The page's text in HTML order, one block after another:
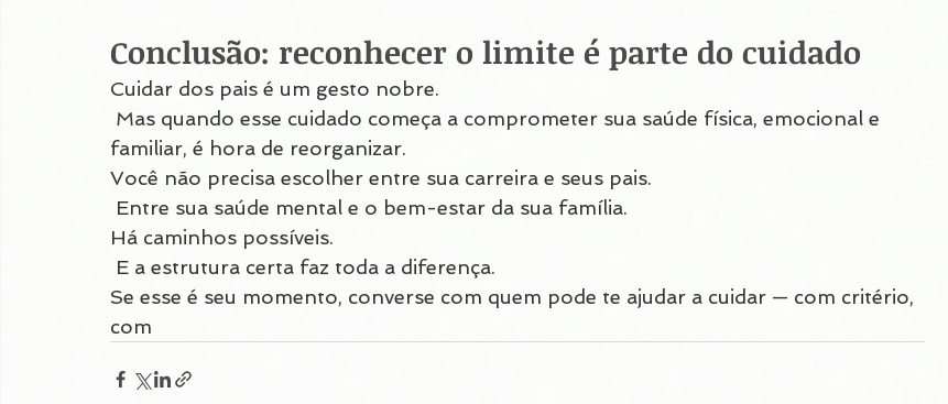
Conclusão: reconhecer o limite é parte do cuidado
Cuidar dos pais é um gesto nobre.
Mas quando esse cuidado começa a comprometer sua saúde física, emocional e
familiar, é hora de reorganizar.
Você não precisa escolher entre sua carreira e seus pais.
Entre sua saúde mental e o bem-estar da sua família.
Há caminhos possíveis.
E a estrutura certa faz toda a diferença.
Se esse é seu momento, converse com quem pode te ajudar a cuidar — com critério,
com